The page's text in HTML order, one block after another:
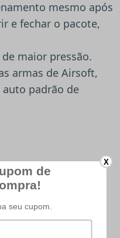
mesmo após
e fechar o pacote,
de maior pressão.
armas de Airsoft,
padrão de
600ML
X